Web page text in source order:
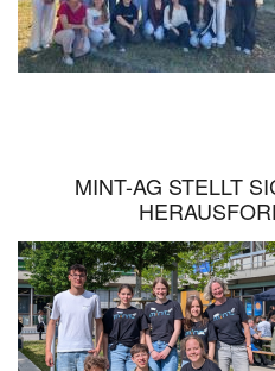
MINT-AG STELLT